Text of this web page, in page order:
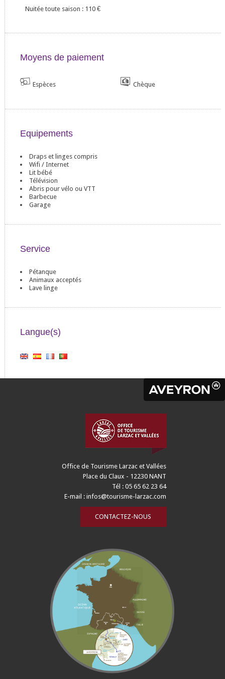
Nuitée toute saison : 110 €
Moyens de paiement
Espèces Chèque
Equipements
Draps et linges compris
Wifi / Internet
Lit bébé
Télévision
Abris pour vélo ou VTT
Barbecue
Garage
Service
Pétanque
Animaux acceptés
Lave linge
Langue(s)
Office de Tourisme Larzac et Vallées
Place du Claux - 12230 NANT
Tél : 05 65 62 23 64
E-mail :infos@tourisme-larzac.com
CONTACTEZ-NOUS